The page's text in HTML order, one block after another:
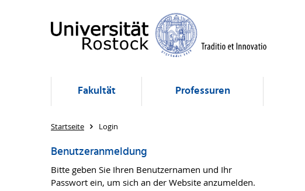
Fakultät Professuren
Startseite Login
Benutzeranmeldung
Bitte geben Sie Ihren Benutzernamen und Ihr
Passwort ein, um sich an der Website anzumelden.